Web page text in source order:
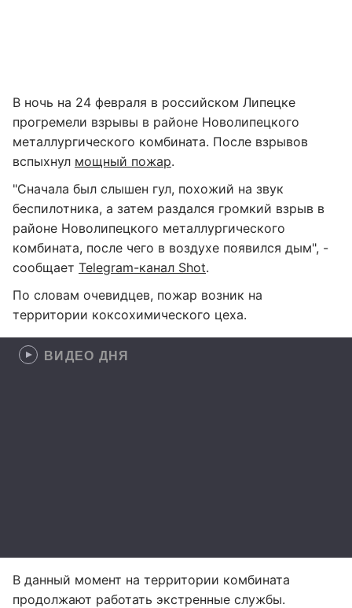
В ночь на 24 февраля в российском Липецке
прогремели взрывы в районе Новолипецкого
металлургического комбината. После взрывов
вспыхнул мощный пожар.
"Сначала был слышен гул, похожий на звук
беспилотника, а затем раздался громкий взрыв в
районе Новолипецкого металлургического
комбината, после чего в воздухе появился дым", -
сообщает Telegram-канал Shot.
По словам очевидцев, пожар возник на
территории коксохимического цеха.
ВИДЕО ДНЯ
В данный момент на территории комбината
продолжают работать экстренные службы.